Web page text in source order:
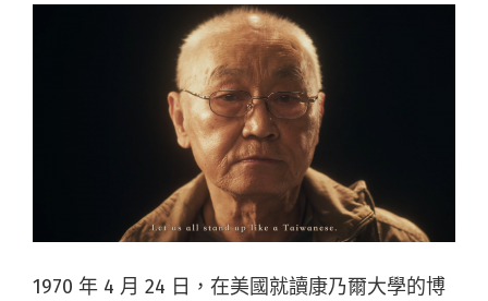
1970 年 4 月 24 日，在美國就讀康乃爾大學的博